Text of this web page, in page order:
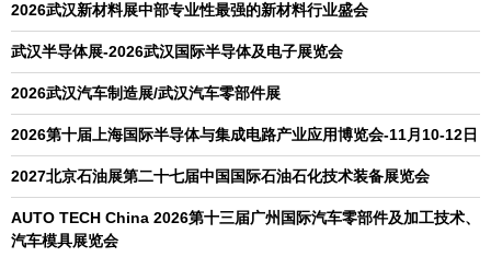
2026武汉新材料展中部专业性最强的新材料行业盛会
武汉半导体展-2026武汉国际半导体及电子展览会
2026武汉汽车制造展/武汉汽车零部件展
2026第十届上海国际半导体与集成电路产业应用博览会-11月10-12日
2027北京石油展第二十七届中国国际石油石化技术装备展览会
AUTO TECH China 2026第十三届广州国际汽车零部件及加工技术、
汽车模具展览会